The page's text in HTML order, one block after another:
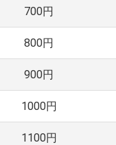
700円
800円
900円
1000円
1100円